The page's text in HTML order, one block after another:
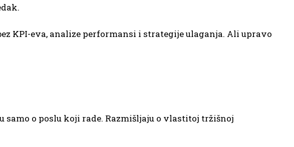
KPI-eva, analize performansi i strategije ulaganja. Ali upravo
o poslu koji rade. Razmišljaju o vlastitoj tržišnoj